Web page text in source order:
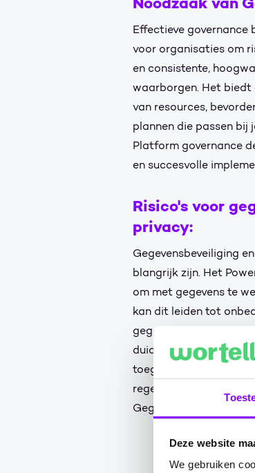
Deze website
We gebruiken
Effectieve governance
voor organisaties om
en consistente,
waarborgen. Het biedt
van resources,
plannen die passen bij
Platform governance
en succesvolle
Risico's voor
privacy:
Gegevensbeveiliging
blangrijk zijn. Het
om met gegevens te
kan dit leiden tot
gegevensbeveiliging
duidelijke richtlijnen te
toegangscontrole,
regelgeving zoals de
Gegevensbescherming